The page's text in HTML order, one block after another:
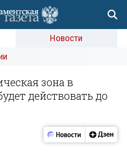
Новости
зона в
действовать до